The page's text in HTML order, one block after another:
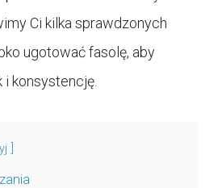
Ci kilka sprawdzonych
ugotować fasolę, aby
konsystencję.